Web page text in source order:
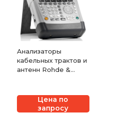
Анализаторы
кабельных трактов и
антенн Rohde &
Цена по
запросу